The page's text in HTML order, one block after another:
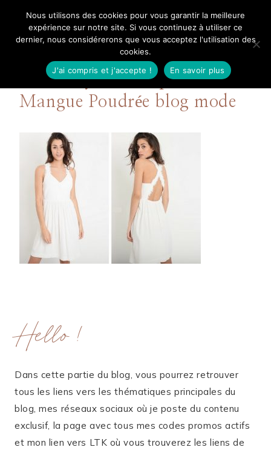
contenuMangue Poudrée
robe roby claudie pierlot –
Mangue Poudrée blog mode
Hello !
Dans cette partie du blog, vous pourrez retrouver
tous les liens vers les thématiques principales du
blog, mes réseaux sociaux où je poste du contenu
exclusif, la page avec tous mes codes promos actifs
et mon lien vers LTK où vous trouverez les liens de
Nous utilisons des cookies pour vous garantir la meilleure
expérience sur notre site. Si vous continuez à utiliser ce
dernier, nous considérerons que vous acceptez l'utilisation des
cookies.
J'ai compris et j'accepte !
En savoir plus